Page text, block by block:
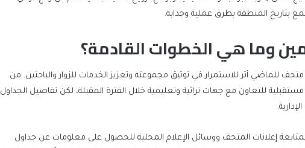
بتاريخ المنطقة بطرق عملية وجذابة.
وما هي الخطوات القادمة؟
للماضي أثر للاستمرار في توثيق مجموعته وتعزيز الخدمات للزوار والباحثين. من
للتعاون مع جهات تراثية وتعليمية خلال الفترة المقبلة، لكن تفاصيل الجداول
بمتابعة إعلانات المتحف ووسائل الإعلام المحلية للحصول على معلومات عن جداول